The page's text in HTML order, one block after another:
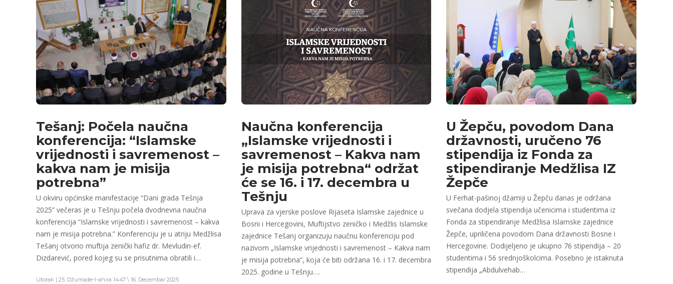
Tešanj: Počela naučna
konferencija: “Islamske
vrijednosti i savremenost –
kakva nam je misija
potrebna”
U okviru općinske manifestacije “Dani grada Tešnja
2025” večeras je u Tešnju počela dvodnevna naučna
konferencija “Islamske vrijednosti i savremenost – kakva
nam je misija potrebna.” Konferenciju je u atriju Medžlisa
Tešanj otvorio muftija zenički hafiz dr. Mevludin-ef.
Dizdarević, pored kojeg su se prisutnima obratili i…
Utorak | 25. Džumade-l-ahira 1447 \ 16. Decembar 2025
Naučna konferencija
„Islamske vrijednosti i
savremenost – Kakva nam
je misija potrebna“ održat
će se 16. i 17. decembra u
Tešnju
Uprava za vjerske poslove Rijaseta Islamske zajednice u
Bosni i Hercegovini, Muftijstvo zeničko i Medžlis Islamske
zajednice Tešanj organizuju naučnu konferenciju pod
nazivom „Islamske vrijednosti i savremenost – Kakva nam
je misija potrebna“, koja će biti održana 16. i 17. decembra
2025. godine u Tešnju….
U Žepču, povodom Dana
državnosti, uručeno 76
stipendija iz Fonda za
stipendiranje Medžlisa IZ
Žepče
U Ferhat-pašinoj džamiji u Žepču danas je održana
svečana dodjela stipendija učenicima i studentima iz
Fonda za stipendiranje Medžlisa Islamske zajednice
Žepče, upriličena povodom Dana državnosti Bosne i
Hercegovine. Dodijeljeno je ukupno 76 stipendija – 20
studentima i 56 srednjoškolcima. Posebno je istaknuta
stipendija „Abdulvehab…